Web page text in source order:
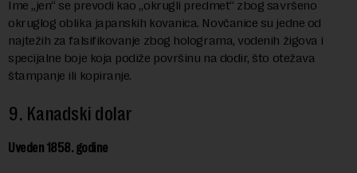
Ime „jen“ se prevodi kao „okrugli predmet“ zbog savršeno
okruglog oblika japanskih kovanica. Novčanice su jedne od
najtežih za falsifikovanje zbog holograma, vodenih žigova i
specijalne boje koja podiže površinu na dodir, što otežava
štampanje ili kopiranje.
9. Kanadski dolar
Uveden 1858. godine